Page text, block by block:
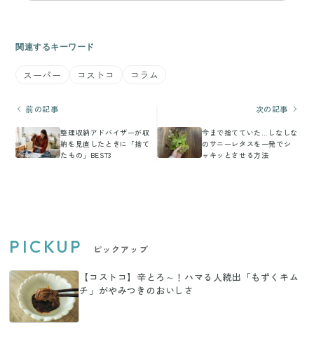
関連するキーワード
スーパー コストコ コラム
前の記事
整理収納アドバイザーが収
納を見直したときに「捨て
たもの」BEST3
次の記事
今まで捨てていた…しなしな
のサニーレタスを一発でシ
ャキッとさせる方法
PICKUP ピックアップ
【コストコ】辛とろ～！ハマる人続出「もずくキム
チ」がやみつきのおいしさ